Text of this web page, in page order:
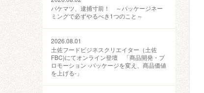
パケマツ、逮捕寸前！ ～パッケージネー
ミングで必ずやるべき1つのこと～
2026.08.01
土佐フードビジネスクリエイター（土佐
FBC)にてオンライン登壇 「商品開発・プ
ロモーション ‐パッケージを変え、商品価値
を上げる‐」